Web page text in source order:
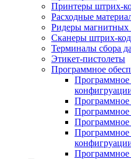
Принтеры штрих-
Расходные
Ридеры магнитных
Сканеры штрих-
Терминалы сбора
Этикет-пистолеты
Программное
Программное
Программное
Программное
Программное
Программное